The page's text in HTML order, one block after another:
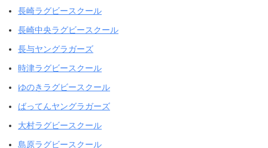
長崎ラグビースクール
長崎中央ラグビースクール
長与ヤングラガーズ
時津ラグビースクール
ゆのきラグビースクール
ばってんヤングラガーズ
大村ラグビースクール
島原ラグビースクール